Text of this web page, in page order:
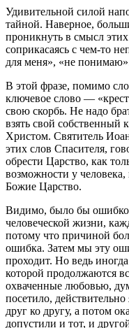
Удивительной силой
тайной. Наверное,
проникнуть в смысл
соприкасаясь с чем-то
для меня», «не
В этой фразе, помимо
ключевое слово —
свою скорбь. Не надо
взять свой собственный
Христом. Святитель
этих слов Спасителя,
обрести Царство, как
возможности у человека,
Божие Царство.
Видимо, было бы
человеческой жизни,
потому что причиной
ошибка. Затем мы эту
проходит. Но ведь
которой продолжаются
охваченные любовью,
посетило,
друг ко другу, а потом
допустили и тот, и